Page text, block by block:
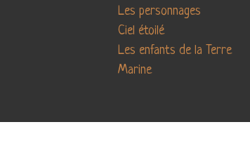
Les personnages
Ciel étoilé
Les enfants de la Terre
Marine